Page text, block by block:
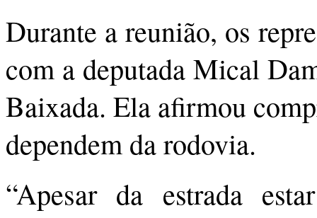
Durante a reunião, os
com a deputada Mical
Baixada. Ela afirmou
dependem da rodovia.
“Apesar da estrada